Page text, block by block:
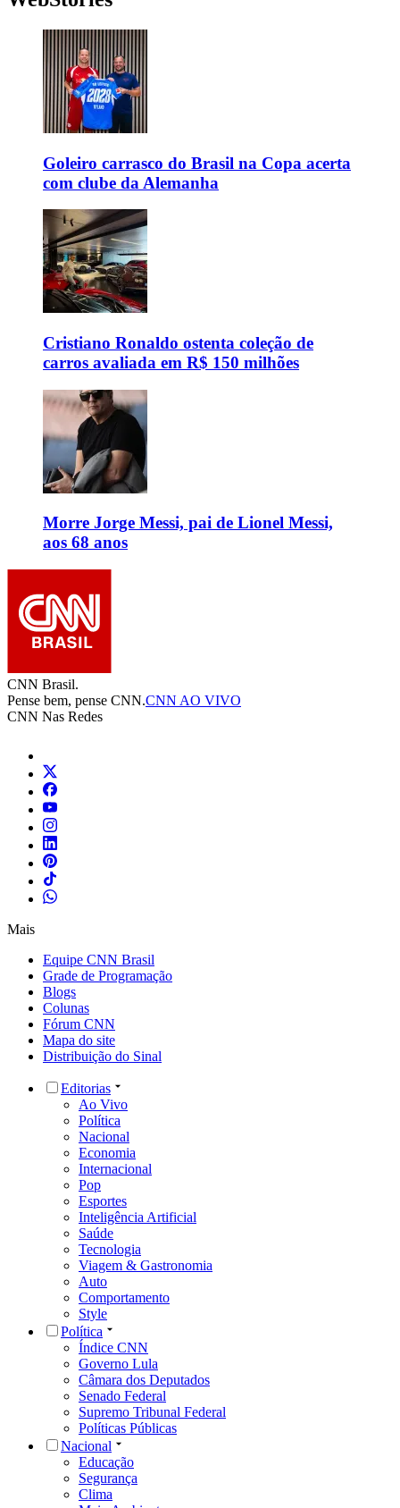
Goleiro carrasco do Brasil na Copa acerta
com clube da Alemanha
Cristiano Ronaldo ostenta coleção de
carros avaliada em R$ 150 milhões
Morre Jorge Messi, pai de Lionel Messi,
aos 68 anos
CNN Brasil.
Pense bem, pense CNN.CNN AO VIVO
CNN Nas Redes
Mais
Equipe CNN Brasil
Grade de Programação
Blogs
Colunas
Fórum CNN
Mapa do site
Distribuição do Sinal
Editorias
Ao Vivo
Política
Nacional
Economia
Internacional
Pop
Esportes
Inteligência Artificial
Saúde
Tecnologia
Viagem & Gastronomia
Auto
Comportamento
Style
Política
Índice CNN
Governo Lula
Câmara dos Deputados
Senado Federal
Supremo Tribunal Federal
Políticas Públicas
Nacional
Educação
Segurança
Clima